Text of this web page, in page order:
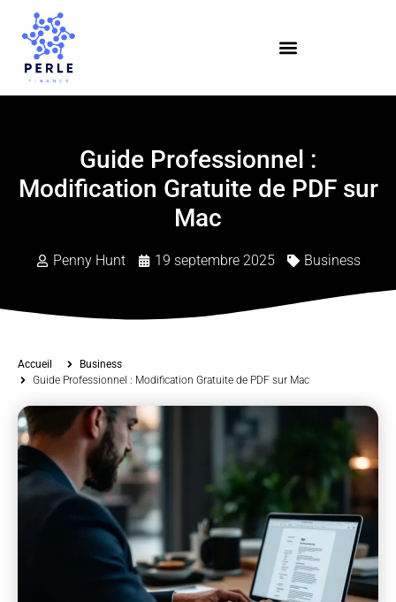
Guide Professionnel :
Modification Gratuite de PDF sur
Mac
Penny Hunt 19 septembre 2025 Business
Accueil
Business
Guide Professionnel : Modification Gratuite de PDF sur Mac